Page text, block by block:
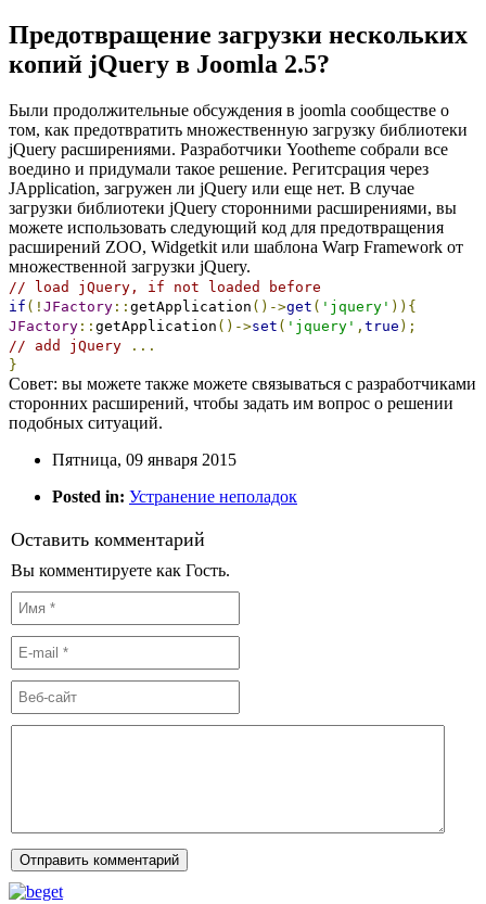
Предотвращение загрузки нескольких
копий jQuery в Joomla 2.5?
Были продолжительные обсуждения в joomla сообществе о
том, как предотвратить множественную загрузку библиотеки
jQuery расширениями. Разработчики Yootheme собрали все
воедино и придумали такое решение. Регитсрация через
JApplication, загружен ли jQuery или еще нет. В случае
загрузки библиотеки jQuery сторонними расширениями, вы
можете использовать следующий код для предотвращения
расширений ZOO, Widgetkit или шаблона Warp Framework от
множественной загрузки jQuery.
// load jQuery, if not loaded before
if (! JFactory :: getApplication ()->get ( 'jquery' )) {
JFactory :: getApplication ()->set ( 'jquery' , true );
// add jQuery
...
}
Совет: вы можете также можете связываться с разработчиками
сторонних расширений, чтобы задать им вопрос о решении
подобных ситуаций.
Пятница, 09 января 2015
Posted in: Устранение неполадок
Оставить комментарий
Вы комментируете как Гость.